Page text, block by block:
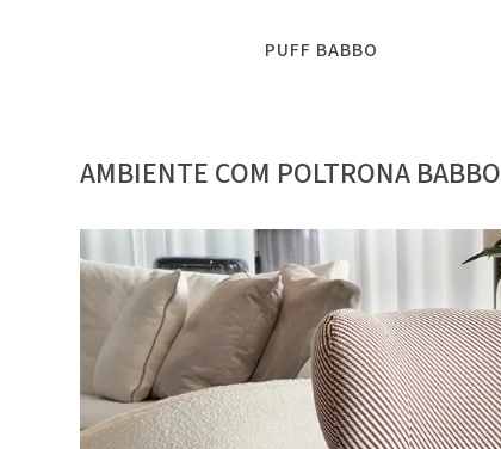
PUFF BABBO
AMBIENTE COM POLTRONA BABBO